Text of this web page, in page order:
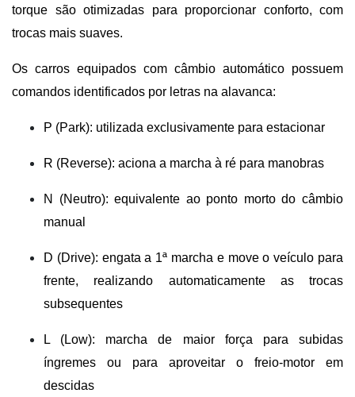
torque são otimizadas para proporcionar conforto, com
trocas mais suaves.
Os carros equipados com câmbio automático possuem
comandos identificados por letras na alavanca:
P (Park): utilizada exclusivamente para estacionar
R (Reverse): aciona a marcha à ré para manobras
N (Neutro): equivalente ao ponto morto do câmbio
manual
D (Drive): engata a 1ª marcha e move o veículo para
frente, realizando automaticamente as trocas
subsequentes
L (Low): marcha de maior força para subidas
íngremes ou para aproveitar o freio-motor em
descidas